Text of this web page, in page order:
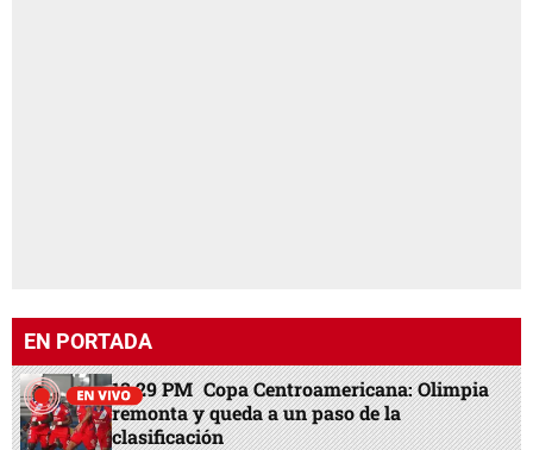
EN PORTADA
13:29 PM Copa Centroamericana: Olimpia
remonta y queda a un paso de la
clasificación